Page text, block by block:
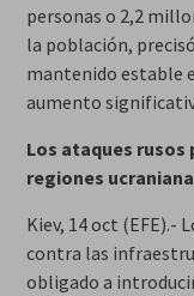
personas o 2,2
la población,
mantenido estable
aumento
Los ataques rusos
regiones
Kiev, 14 oct (EFE).-
contra las
obligado a